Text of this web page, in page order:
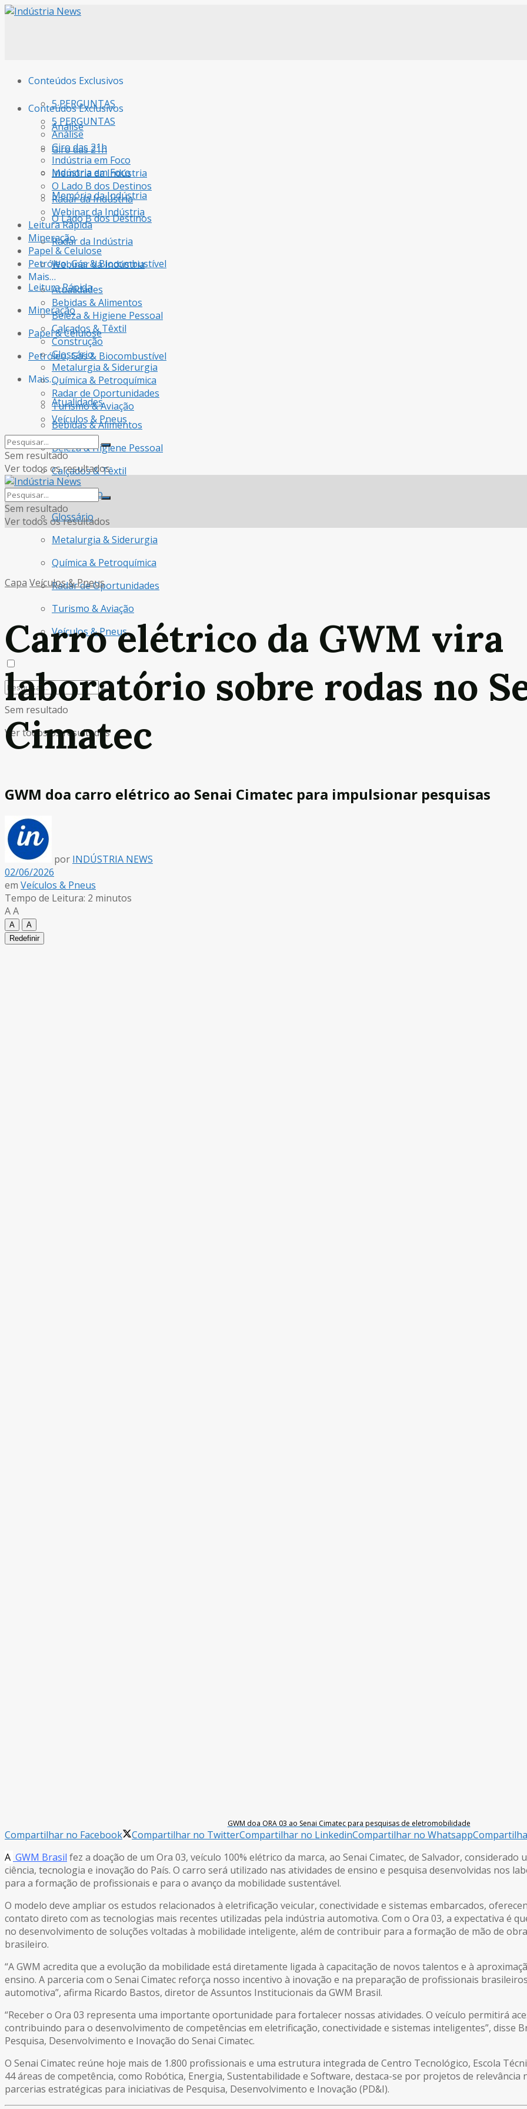
Conteúdos Exclusivos
5 PERGUNTAS
Análise
Giro das 21h
Indústria em Foco
Memória da Indústria
O Lado B dos Destinos
Radar da Indústria
Webinar da Indústria
Leitura Rápida
Mineração
Papel & Celulose
Petróleo, Gás & Biocombustível
Mais…
Atualidades
Bebidas & Alimentos
Beleza & Higiene Pessoal
Calçados & Têxtil
Construção
Glossário
Metalurgia & Siderurgia
Química & Petroquímica
Radar de Oportunidades
Turismo & Aviação
Veículos & Pneus
Sem resultado
Ver todos os resultados
Conteúdos Exclusivos
5 PERGUNTAS
Análise
Giro das 21h
Indústria em Foco
Memória da Indústria
O Lado B dos Destinos
Radar da Indústria
Webinar da Indústria
Leitura Rápida
Mineração
Papel & Celulose
Petróleo, Gás & Biocombustível
Mais…
Atualidades
Bebidas & Alimentos
Beleza & Higiene Pessoal
Calçados & Têxtil
Construção
Glossário
Metalurgia & Siderurgia
Química & Petroquímica
Radar de Oportunidades
Turismo & Aviação
Veículos & Pneus
Sem resultado
Ver todos os resultados
Sem resultado
Ver todos os resultados
Capa Veículos & Pneus
Carro elétrico da GWM vira
laboratório sobre rodas no
Cimatec
GWM doa carro elétrico ao Senai Cimatec para impulsionar pesquisas
por INDÚSTRIA NEWS
02/06/2026
em Veículos & Pneus
Tempo de Leitura: 2 minutos
AA
A
A
Redefinir
GWM doa ORA 03 ao Senai Cimatec para pesquisas de eletromobilidade
Compartilhar no Facebook Compartilhar no TwitterCompartilhar no LinkedinCompartilhar no Whatsapp
A GWM Brasil fez a doação de um Ora 03, veículo 100% elétrico da marca, ao Senai Cimatec, de Salvador, considerado
ciência, tecnologia e inovação do País. O carro será utilizado nas atividades de ensino e pesquisa desenvolvidas nos
para a formação de profissionais e para o avanço da mobilidade sustentável.
O modelo deve ampliar os estudos relacionados à eletrificação veicular, conectividade e sistemas embarcados,
contato direto com as tecnologias mais recentes utilizadas pela indústria automotiva. Com o Ora 03, a expectativa é
no desenvolvimento de soluções voltadas à mobilidade inteligente, além de contribuir para a formação de mão de
brasileiro.
“A GWM acredita que a evolução da mobilidade está diretamente ligada à capacitação de novos talentos e à
ensino. A parceria com o Senai Cimatec reforça nosso incentivo à inovação e na preparação de profissionais
automotiva”, afirma Ricardo Bastos, diretor de Assuntos Institucionais da GWM Brasil.
“Receber o Ora 03 representa uma importante oportunidade para fortalecer nossas atividades. O veículo permitirá
contribuindo para o desenvolvimento de competências em eletrificação, conectividade e sistemas inteligentes”, disse
Pesquisa, Desenvolvimento e Inovação do Senai Cimatec.
O Senai Cimatec reúne hoje mais de 1.800 profissionais e uma estrutura integrada de Centro Tecnológico, Escola
44 áreas de competência, como Robótica, Energia, Sustentabilidade e Software, destaca-se por projetos de relevância
parcerias estratégicas para iniciativas de Pesquisa, Desenvolvimento e Inovação (PD&I).